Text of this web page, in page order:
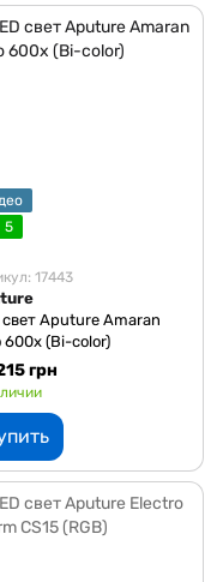
5
17443
свет Aputure Amaran
600x (Bi-color)
грн